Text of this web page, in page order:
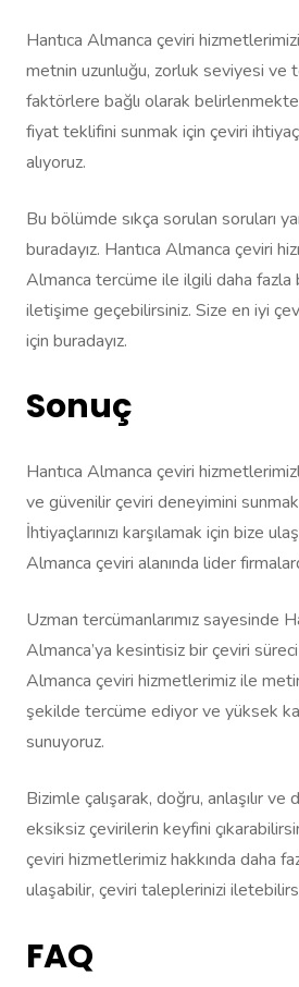
Hantıca Almanca çeviri
metnin uzunluğu, zorluk seviyesi ve
faktörlere bağlı olarak
fiyat teklifini sunmak için çeviri
alıyoruz.
Bu bölümde sıkça sorulan soruları
buradayız. Hantıca Almanca çeviri
Almanca tercüme ile ilgili daha fazla
iletişime geçebilirsiniz. Size en iyi
için buradayız.
Sonuç
Hantıca Almanca çeviri
ve güvenilir çeviri deneyimini sunmak
İhtiyaçlarınızı karşılamak için bize
Almanca çeviri alanında lider
Uzman tercümanlarımız sayesinde
Almanca’ya kesintisiz bir çeviri
Almanca çeviri hizmetlerimiz ile
şekilde tercüme ediyor ve yüksek
sunuyoruz.
Bizimle çalışarak, doğru, anlaşılır ve
eksiksiz çevirilerin keyfini
çeviri hizmetlerimiz hakkında daha
ulaşabilir, çeviri taleplerinizi
FAQ